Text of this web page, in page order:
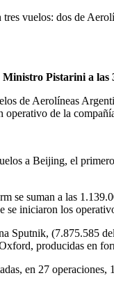
vuelos: dos de
Ministro Pistarini a las
de Aerolíneas
de la
a Beijing, el
se suman a las
iniciaron los
Sputnik, (7.875.585
producidas en
en 27